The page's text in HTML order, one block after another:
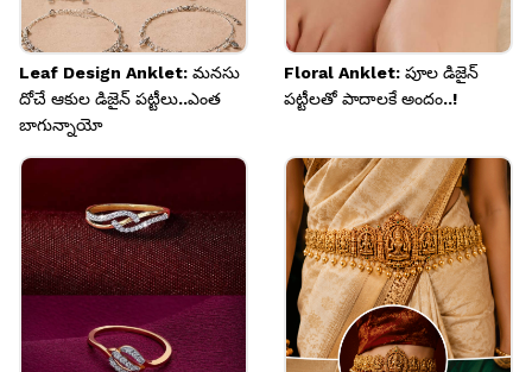
Leaf Design Anklet: మనసు
దోచే ఆకుల డిజైన్ పట్టీలు..ఎంత
బాగున్నాయో
Floral Anklet: పూల డిజైన్
పట్టీలతో పాదాలకే అందం..!